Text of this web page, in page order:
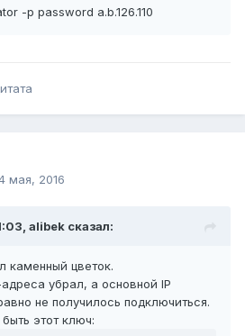
-p password a.b.126.110
мая, 2016
alibek сказал:
каменный цветок.
убрал, а основной IP
не получилось подключиться.
этот ключ: